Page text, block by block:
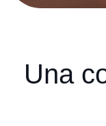
Una